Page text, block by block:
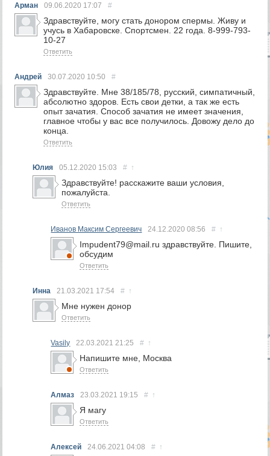
Арман 09.06.2020 17:07 #
Здравствуйте, могу стать донором спермы. Живу и
учусь в Хабаровске. Спортсмен. 22 года. 8-999-793-
10-27
Ответить
Андрей 30.07.2020 10:50 #
Здравствуйте. Мне 38/185/78, русский, симпатичный,
абсолютно здоров. Есть свои детки, а так же есть
опыт зачатия. Способ зачатия не имеет значения,
главное чтобы у вас все получилось. Довожу дело до
конца.
Ответить
Юлия 05.12.2020 15:03 # ↑
Здравствуйте! расскажите ваши условия,
пожалуйста.
Ответить
Иванов Максим Сергеевич 24.12.2020 08:56 # ↑
Impudent79@mail.ru здравствуйте. Пишите,
обсудим
Ответить
Инна 21.03.2021 17:54 # ↑
Мне нужен донор
Ответить
Vasily 22.03.2021 21:25 # ↑
Напишите мне, Москва
Ответить
Алмаз 23.03.2021 19:15 # ↑
Я магу
Ответить
Алексей 24.06.2021 04:08 # ↑